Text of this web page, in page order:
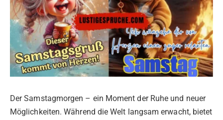
Der Samstagmorgen – ein Moment der Ruhe und neuer
Möglichkeiten. Während die Welt langsam erwacht, bietet